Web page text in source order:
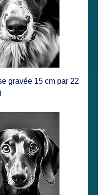
gravée 15 cm par 22